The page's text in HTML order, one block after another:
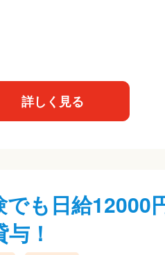
詳しく見る
も日給12000
！